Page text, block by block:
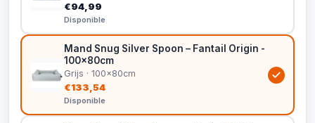
€94,99
Disponible
Mand Snug Silver Spoon – Fantail Origin -
100x80cm
Grijs · 100x80cm
€133,54
Disponible